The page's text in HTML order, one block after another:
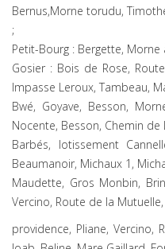
Bernus,Morne torudu,
;
Petit-Bourg : Bergette, Morne
Gosier : Bois de Rose,
Impasse Leroux, Tambeau,
Bwé, Goyave, Besson,
Nocente, Besson, Chemin de
Barbés, lotissement
Beaumanoir, Michaux 1,
Maudette, Gros Monbin,
Vercino, Route de la Mutuelle,
providence, Pliane, Vercino,